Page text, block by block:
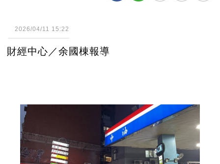
2026/04/11 15:22
財經中心／余國棟報導